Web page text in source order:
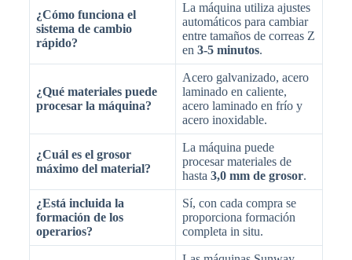
¿Cómo funciona el
sistema de cambio
rápido?
La máquina utiliza ajustes
automáticos para cambiar
entre tamaños de correas Z
en 3-5 minutos.
¿Qué materiales puede
procesar la máquina?
Acero galvanizado, acero
laminado en caliente,
acero laminado en frío y
acero inoxidable.
¿Cuál es el grosor
máximo del material?
La máquina puede
procesar materiales de
hasta 3,0 mm de grosor.
¿Está incluida la
formación de los
operarios?
Sí, con cada compra se
proporciona formación
completa in situ.